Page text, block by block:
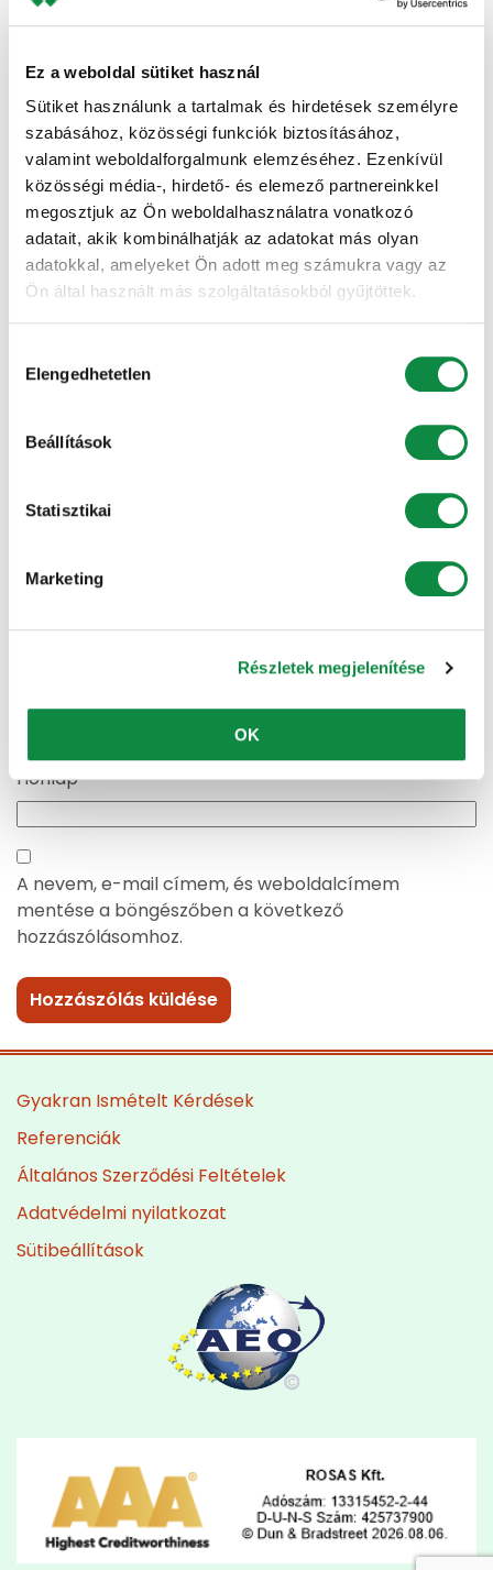
Ez a weboldal sütiket használ
Sütiket használunk a tartalmak és hirdetések személyre
szabásához, közösségi funkciók biztosításához,
valamint weboldalforgalmunk elemzéséhez. Ezenkívül
közösségi média-, hirdető- és elemező partnereinkkel
megosztjuk az Ön weboldalhasználatra vonatkozó
adatait, akik kombinálhatják az adatokat más olyan
adatokkal, amelyeket Ön adott meg számukra vagy az
Ön által használt más szolgáltatásokból gyűjtöttek.
kiválasztása
Elengedhetetlen
Beállítások
Statisztikai
Marketing
Részletek megjelenítése
OK
Bejegyzés
navigáció
Hatékony lebonyolítás
Vélemény, hozzászólás?
Az e-mail címet nem tesszük közzé. A kötelező
mezőket*karakterrel jelöltük
Hozzászólás*
Honlap
A nevem, e-mail címem, és weboldalcímem
mentése a böngészőben a következő
hozzászólásomhoz.
Gyakran Ismételt Kérdések
Referenciák
Általános Szerződési Feltételek
Adatvédelmi nyilatkozat
Sütibeállítások